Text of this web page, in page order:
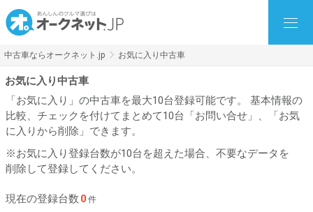
中古車ならオークネット.jp お気に入り中古車
お気に入り中古車
「お気に入り」の中古車を最大10台登録可能です。 基本情報の
比較、チェックを付けてまとめて10台「お問い合せ」、「お気
に入りから削除」できます。
※お気に入り登録台数が10台を超えた場合、不要なデータを
削除して登録してください。
現在の登録台数 0 件